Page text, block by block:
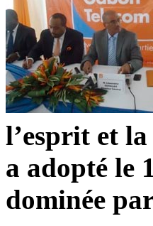
l’esprit et
a adopté le
dominée